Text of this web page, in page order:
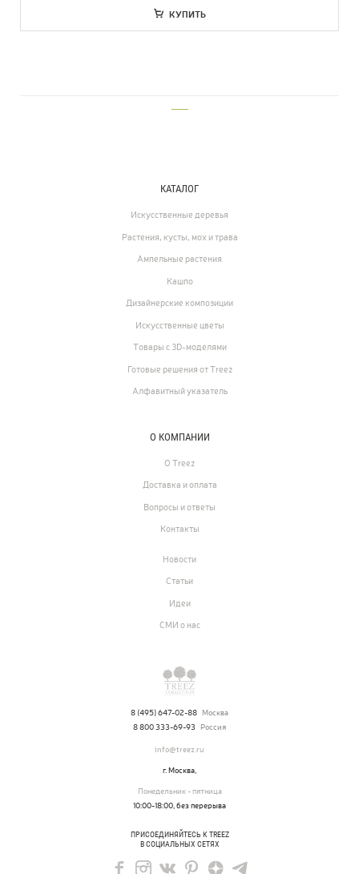
КУПИТЬ
КАТАЛОГ
Искусственные деревья
Растения, кусты, мох и трава
Ампельные растения
Кашпо
Дизайнерские композиции
Искусственные цветы
Товары с 3D-моделями
Готовые решения от Treez
Алфавитный указатель
О КОМПАНИИ
О Treez
Доставка и оплата
Вопросы и ответы
Контакты
Новости
Статьи
Идеи
СМИ о нас
8 (495) 647-02-88 Москва
8 800 333-69-93
Россия
info@treez.ru
г. Москва,
Понедельник - пятница
10:00-18:00, без перерыва
ПРИСОЕДИНЯЙТЕСЬ К TREEZ
В СОЦИАЛЬНЫХ СЕТЯХ
Ампельные растения 70
Алфавитный указатель